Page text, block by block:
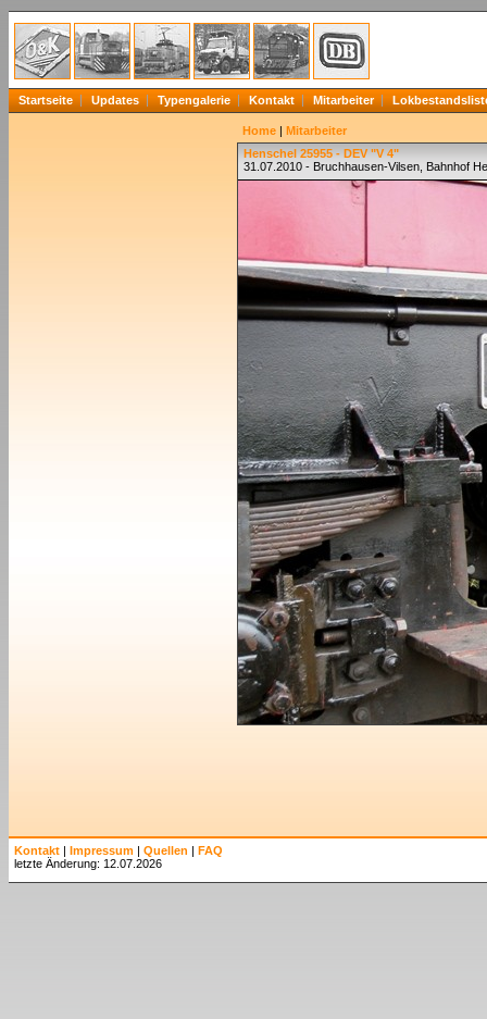
Startseite Updates Typengalerie Kontakt Mitarbeiter
Home | Mitarbeiter
Henschel 25955 - DEV "V 4"
31.07.2010 - Bruchhausen-Vilsen, Bahnhof
Kontakt | Impressum | Quellen | FAQ
letzte Änderung: 12.07.2026